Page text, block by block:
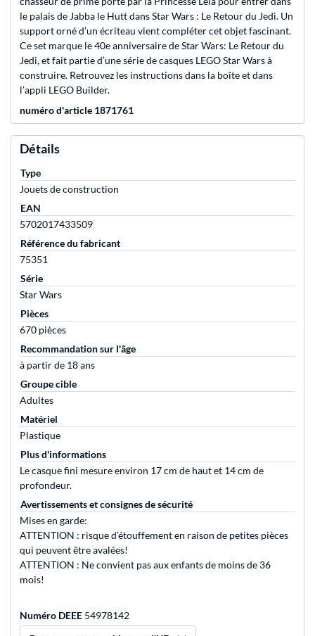
le palais de Jabba le Hutt dans Star Wars : Le Retour du Jedi. Un
support orné d’un écriteau vient compléter cet objet fascinant.
Ce set marque le 40e anniversaire de Star Wars: Le Retour du
Jedi, et fait partie d’une série de casques LEGO Star Wars à
construire. Retrouvez les instructions dans la boîte et dans
l’appli LEGO Builder.
numéro d'article 1871761
Détails
Type
Jouets de construction
EAN
5702017433509
Référence du fabricant
75351
Série
Star Wars
Pièces
670 pièces
Recommandation sur l'âge
à partir de 18 ans
Groupe cible
Adultes
Matériel
Plastique
Plus d'informations
Le casque fini mesure environ 17 cm de haut et 14 cm de
profondeur.
Avertissements et consignes de sécurité
Mises en garde:
ATTENTION : risque d’étouffement en raison de petites pièces
qui peuvent être avalées!
ATTENTION : Ne convient pas aux enfants de moins de 36
mois!
Numéro DEEE 54978142